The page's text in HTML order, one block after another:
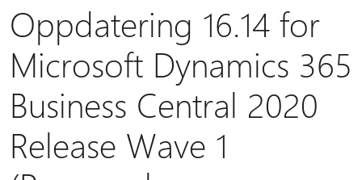
Oppdatering 16.14 for
Microsoft Dynamics 365
Business Central 2020
Release Wave 1